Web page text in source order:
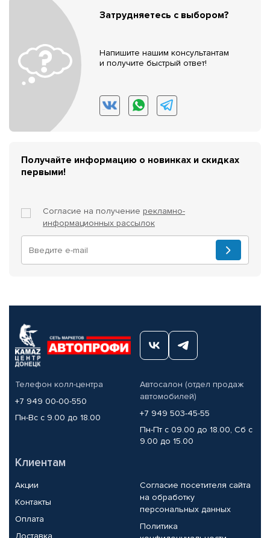
Затрудняетесь с выбором?
Напишите нашим консультантам
и получите быстрый ответ!
Получайте информацию о новинках и скидках
первыми!
Согласие на получение рекламно-
информационных рассылок
Телефон колл-центра
+7 949 00-00-550
Пн-Вс с 9.00 до 18.00
Автосалон (отдел продаж
автомобилей)
+7 949 503-45-55
Пн-Пт с 09.00 до 18.00, Сб с
9.00 до 15.00
Клиентам
Акции
Контакты
Оплата
Доставка
Согласие посетителя сайта
на обработку
персональных данных
Политика